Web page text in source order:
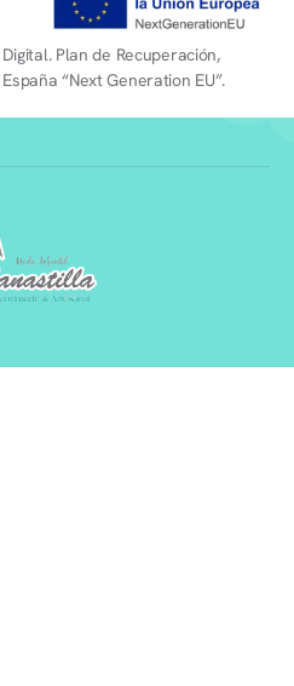
Plan de Recuperación,
“Next Generation EU”.